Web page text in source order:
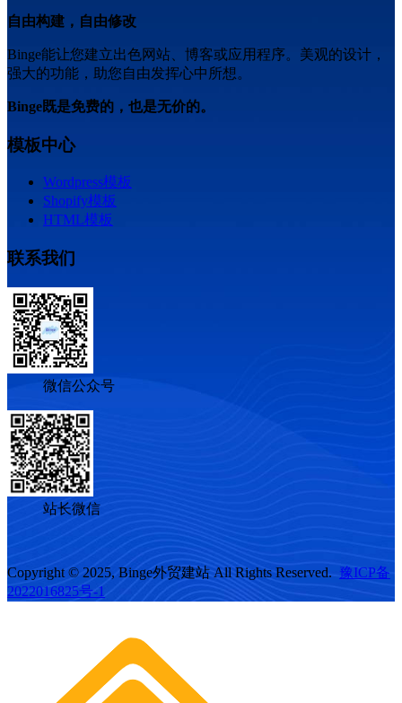
自由构建，自由修改
Binge能让您建立出色网站、博客或应用程序。美观的设计，
强大的功能，助您自由发挥心中所想。
Binge既是免费的，也是无价的。
模板中心
Wordpress模板
Shopify模板
HTML模板
联系我们
微信公众号
站长微信
Copyright © 2025, Binge外贸建站 All Rights Reserved. 豫ICP备
2022016825号-1